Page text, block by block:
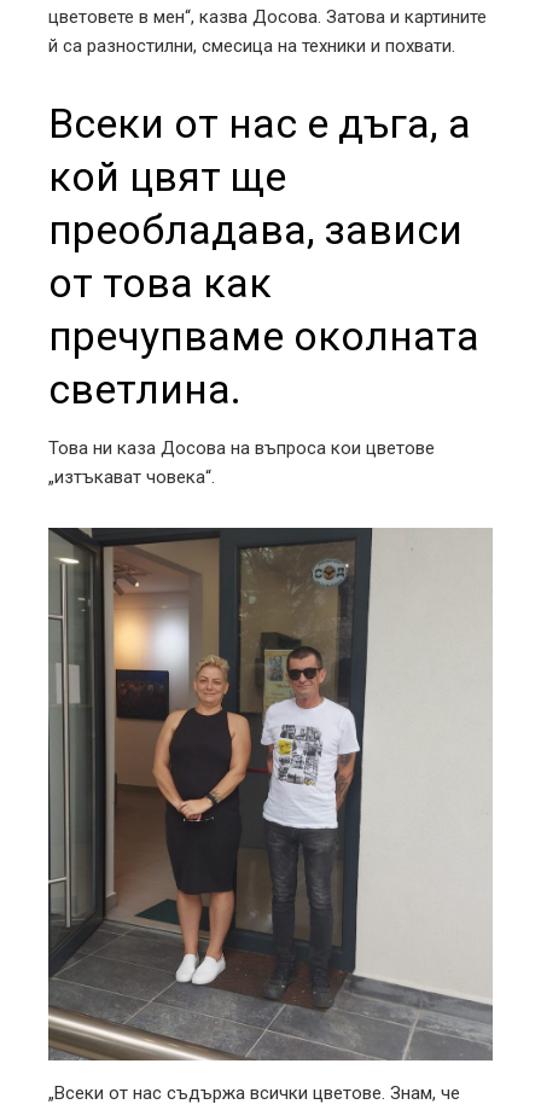
цветовете в мен“, казва Досова. Затова и картините
й са разностилни, смесица на техники и похвати.
Всеки от нас е дъга, а
кой цвят ще
преобладава, зависи
от това как
пречупваме околната
светлина.
Това ни каза Досова на въпроса кои цветове
„изтъкават човека“.
„Всеки от нас съдържа всички цветове. Знам, че